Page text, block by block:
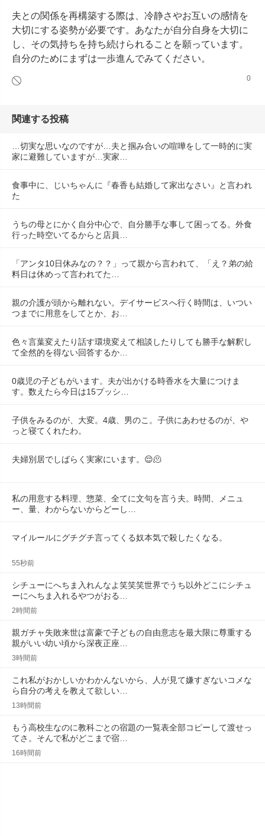
夫との関係を再構築する際は、冷静さやお互いの感情を
大切にする姿勢が必要です。あなたが自分自身を大切に
し、その気持ちを持ち続けられることを願っています。
自分のためにまずは一歩進んでみてください。
0
関連する投稿
…切実な思いなのですが…夫と掴み合いの喧嘩をして一時的に実
家に避難していますが…実家…
食事中に、じいちゃんに『春香も結婚して家出なさい』と言われ
た
うちの母とにかく自分中心で、自分勝手な事して困ってる。外食
行った時空いてるからと店員…
「アンタ10日休みなの？？」って親から言われて、「え？弟の給
料日は休めって言われてた…
親の介護が頭から離れない。デイサービスへ行く時間は、いつい
つまでに用意をしてとか、お…
色々言葉変えたり話す環境変えて相談したりしても勝手な解釈し
て全然的を得ない回答するか…
0歳児の子どもがいます。夫が出かける時香水を大量につけま
す。数えたら今日は15プッシ…
子供をみるのが、大変。4歳、男のこ。子供にあわせるのが、や
っと寝てくれたわ。
夫婦別居でしばらく実家にいます。😌🫠
私の用意する料理、惣菜、全てに文句を言う夫。時間、メニュ
ー、量、わからないからどーし…
マイルールにグチグチ言ってくる奴本気で殺したくなる。
55秒前
シチューにへちま入れんなよ笑笑笑世界でうち以外どこにシチュ
ーにへちま入れるやつがおる…
2時間前
親ガチャ失敗来世は富豪で子どもの自由意志を最大限に尊重する
親がいい幼い頃から深夜正座…
3時間前
これ私がおかしいかわかんないから、人が見て嫌すぎないコメな
ら自分の考えを教えて欲しい…
13時間前
もう高校生なのに教科ごとの宿題の一覧表全部コピーして渡せっ
てさ。そんで私がどこまで宿…
16時間前